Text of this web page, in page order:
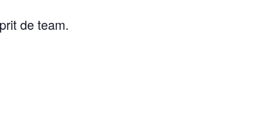
de team.